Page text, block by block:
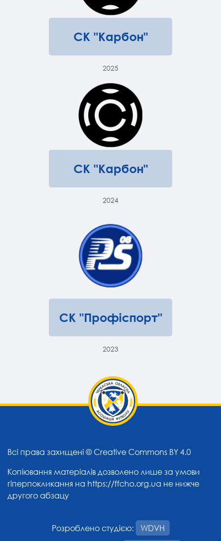
СК "Карбон"
2025
СК "Карбон"
2024
СК "Профіспорт"
2023
Всі права захищені © Creative Commons BY 4.0
Копіювання матеріалів дозволено лише за умови
гіперпокликання на https://ffcho.org.ua не нижче
другого абзацу
Розроблено студією: WDVH